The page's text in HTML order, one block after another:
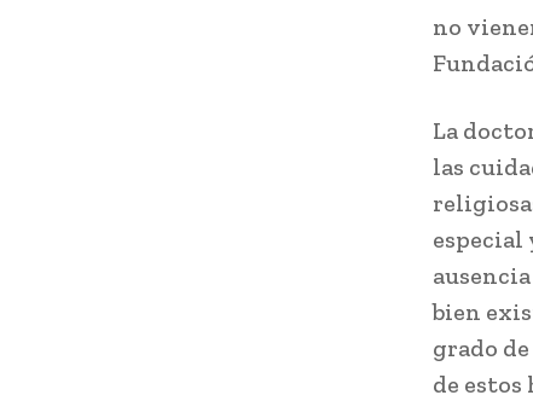
no
La
las
especial
bien
grado
de